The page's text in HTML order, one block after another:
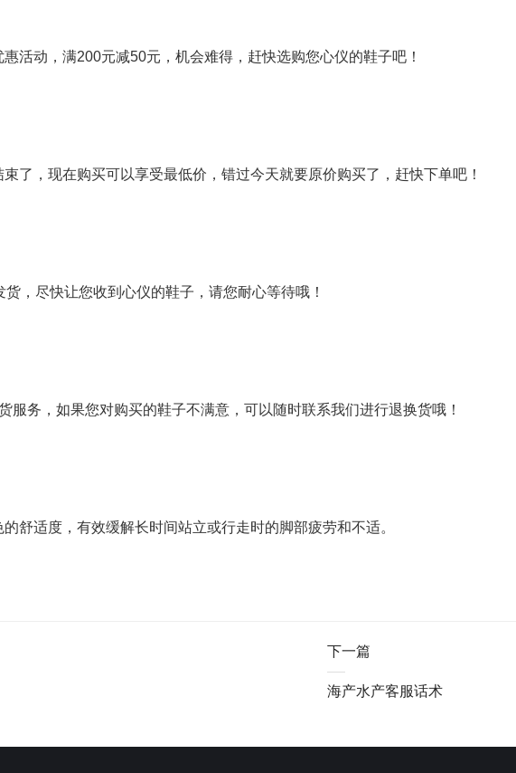
活动，满200元减50元，机会难得，赶快选购您心仪的鞋子吧！
了，现在购买可以享受最低价，错过今天就要原价购买了，赶快下单吧！
，尽快让您收到心仪的鞋子，请您耐心等待哦！
服务，如果您对购买的鞋子不满意，可以随时联系我们进行退换货哦！
舒适度，有效缓解长时间站立或行走时的脚部疲劳和不适。
下一篇
海产水产客服话术